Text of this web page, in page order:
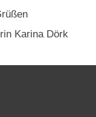
„SBG“
Karina Dörk